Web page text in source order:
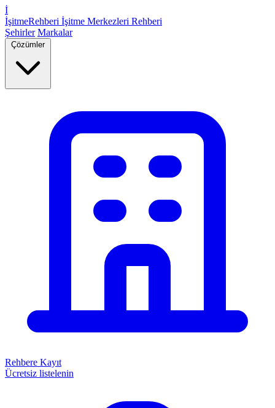
İ
İşitmeRehberi İşitme Merkezleri Rehberi
Şehirler Markalar
Çözümler
Rehbere Kayıt
Ücretsiz listelenin